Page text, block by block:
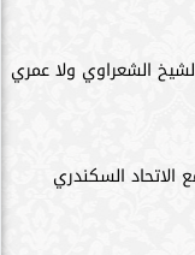
الشعراوي ولا عمري
الاتحاد السكندري